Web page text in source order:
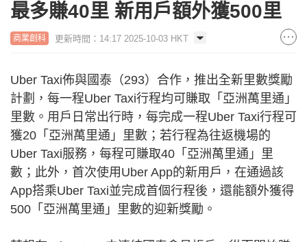
最多賺40里 新用戶額外獲500里
商業創科 更新時間：14:17 2025-10-03 HKT
Uber Taxi佈與國泰（293）合作，推出全新里數獎勵
計劃，每一程Uber Taxi行程均可賺取「亞洲萬里通」
里數。用戶日常出行時，每完成一程Uber Taxi行程可
獲20「亞洲萬里通」里數；若行程為往返機場的
Uber Taxi服務，每程可賺取40「亞洲萬里通」里
數；此外，首次使用Uber App的新用戶，在通過該
App搭乘Uber Taxi並完成首個行程後，還能額外獲得
500「亞洲萬里通」里數的迎新獎勵。